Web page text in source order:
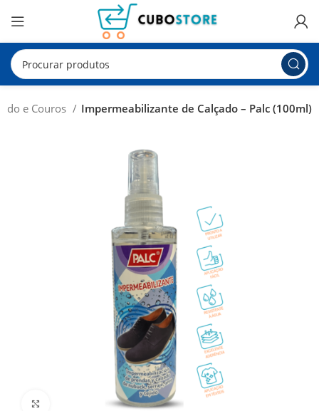
e Couros Impermeabilizante de Calçado – Palc (100ml)
Clique para ampliar